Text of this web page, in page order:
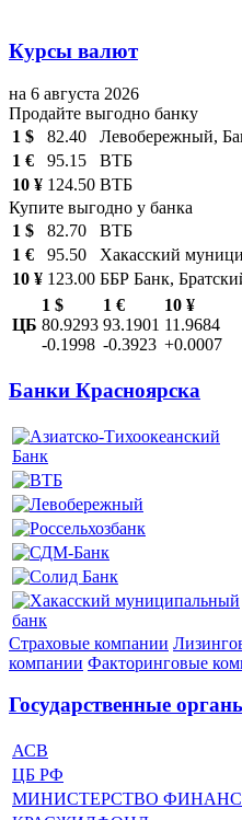
Курсы валют
на 6 августа 2026
Продайте выгодно банку
1 $
82.40
Левобережный,
1 €
95.15
ВТБ
10 ¥ 124.50 ВТБ
Купите выгодно у банка
1 $
82.70
ВТБ
1 €
95.50
Хакасский
10 ¥ 123.00 ББР Банк,
ЦБ
1 $
80.9293
-0.1998
1 €
93.1901
-0.3923
10 ¥
11.9684
+0.0007
Банки Красноярска
Страховые компании
компании Факторинговые
Государственные
АСВ
ЦБ РФ
МИНИСТЕРСТВО